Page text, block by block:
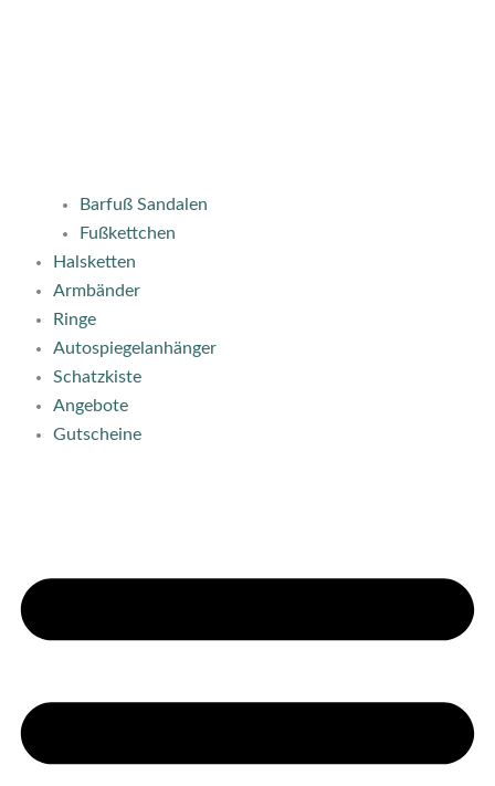
Barfuß Sandalen
Fußkettchen
Halsketten
Armbänder
Ringe
Autospiegelanhänger
Schatzkiste
Angebote
Gutscheine